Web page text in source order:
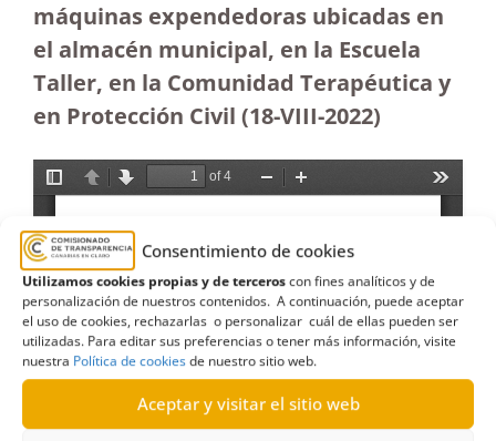
Consentimiento de cookies
Utilizamos cookies propias y de terceroscon fines analíticos y de
personalización de nuestros contenidos. A continuación, puede aceptar
el uso de cookies, rechazarlas o personalizar cuál de ellas pueden ser
utilizadas. Para editar sus preferencias o tener más información, visite
nuestra Política de cookiesde nuestro sitio web.
Aceptar y visitar el sitio web
máquinas expendedoras ubicadas en
el almacén municipal, en la Escuela
Taller, en la Comunidad Terapéutica y
en Protección Civil (18-VIII-2022)